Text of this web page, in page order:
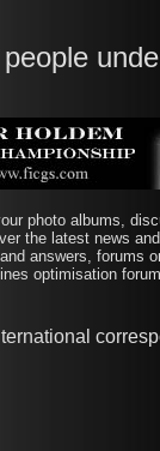
photo albums,
the latest news
answers, forums
optimisation